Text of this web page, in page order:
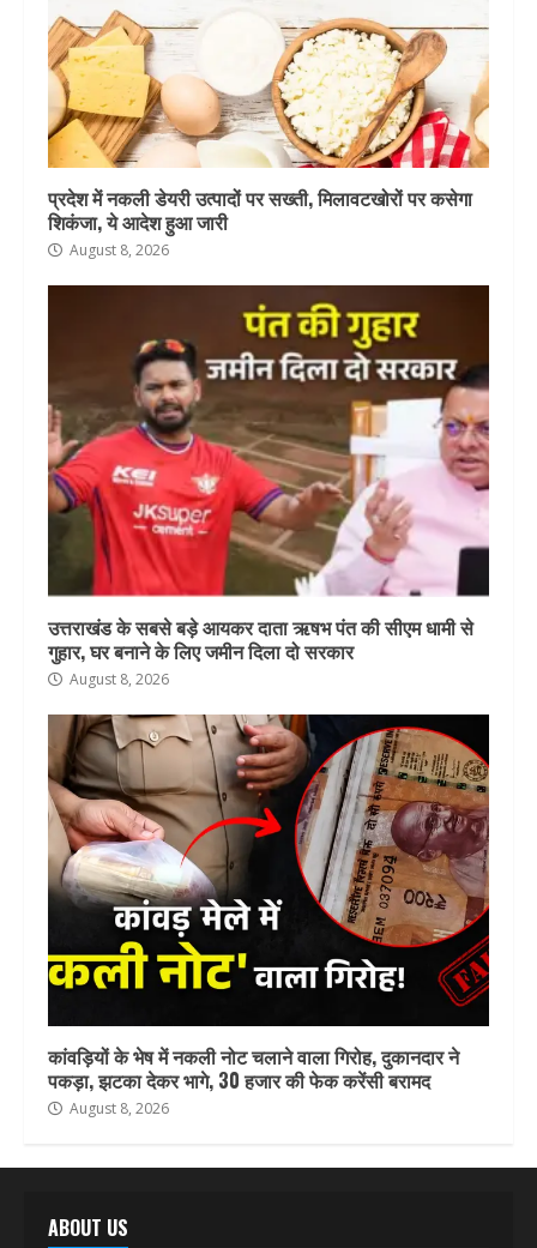
प्रदेश में नकली डेयरी उत्पादों पर सख्ती, मिलावटखोरों पर कसेगा
शिकंजा, ये आदेश हुआ जारी
August 8, 2026
उत्तराखंड के सबसे बड़े आयकर दाता ऋषभ पंत की सीएम धामी से
गुहार, घर बनाने के लिए जमीन दिला दो सरकार
August 8, 2026
कांवड़ियों के भेष में नकली नोट चलाने वाला गिरोह, दुकानदार ने
पकड़ा, झटका देकर भागे, 30 हजार की फेक करेंसी बरामद
August 8, 2026
ABOUT US